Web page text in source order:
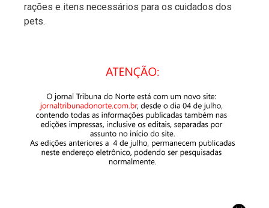
rações e itens necessários para os cuidados dos
pets.